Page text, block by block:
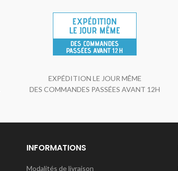
EXPÉDITION LE JOUR MÊME
DES COMMANDES PASSÉES AVANT 12H
INFORMATIONS
Modalités de livraison